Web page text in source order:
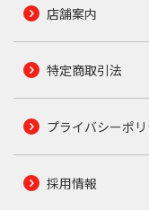
店舗案内
特定商取引法
プライバシーポ
採用情報